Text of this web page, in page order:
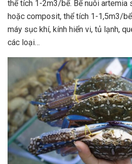
thể tích 1-2m3/bể. Bể nuôi artemia
hoặc composit, thể tích 1-1,5m3/
máy sục khí, kính hiển vi, tủ lạnh,
các loại…